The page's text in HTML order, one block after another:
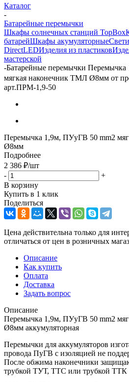
Каталог
-
Батарейные перемычки
Шкафы солнечных станций TopBox
батарейШкафы акумуляторные
DirectLEDИзделия из пластиков
мастерской
-Батарейные перемычки
мягкая наконечник ТМЛ Ø8мм от
арт.ПРМ-1,9-50
Перемычка 1,9м, ПУуГВ 50 mm2
Ø8мм
Подробнее
2 386 ₽/шт
-
+
В корзину
Купить в 1 клик
Поделиться
Цена действительна только для
отличаться от цен в розничных
Описание
Как купить
Оплата
Доставка
Задать вопрос
Описание
Перемычка 1,9м, ПУуГВ 50 mm2
Ø8мм аккумуляторная
Перемычки для аккумуляторов
провода ПуГВ с изоляцией не
После обжима наконечники
трубкой ТУТ, ТТС или трубкой ТТК